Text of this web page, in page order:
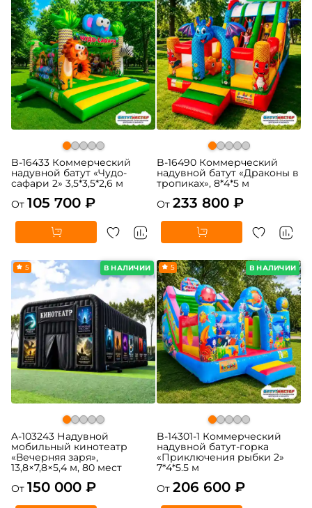
B-16433 Коммерческий
надувной батут «Чудо-
сафари 2» 3,5*3,5*2,6 м
От 105 700 ₽
B-16490 Коммерческий
надувной батут «Драконы в
тропиках», 8*4*5 м
От 233 800 ₽
В НАЛИЧИИ
5
A-103243 Надувной
мобильный кинотеатр
«Вечерняя заря»,
13,8×7,8×5,4 м, 80 мест
От 150 000 ₽
В НАЛИЧИИ
5
B-14301-1 Коммерческий
надувной батут-горка
«Приключения рыбки 2»
7*4*5.5 м
От 206 600 ₽